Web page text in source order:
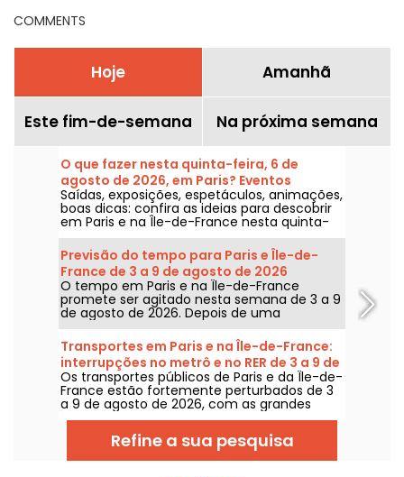
COMMENTS
Hoje Amanhã
Este fim-de-semana Na próxima semana
O que fazer nesta quinta-feira, 6 de
agosto de 2026, em Paris? Eventos
imperdíveis.
Saídas, exposições, espetáculos, animações,
boas dicas: confira as ideias para descobrir
em Paris e na Île-de-France nesta quinta-
feira, 6 de agosto de 2026.
Previsão do tempo para Paris e Île-de-
France de 3 a 9 de agosto de 2026
O tempo em Paris e na Île-de-France
promete ser agitado nesta semana de 3 a 9
de agosto de 2026. Depois de uma
segunda-feira de calor extremo, com risco
de tempestades, as temperaturas vão cair
gradualmente antes do retorno de tempo
mais quente e ensolarado para o fim de
semana.
Transportes em Paris e na Île-de-France:
interrupções no metrô e no RER de 3 a 9 de
agosto de 2026
Os transportes públicos de Paris e da Île-de-
France estão fortemente perturbados de 3
a 9 de agosto de 2026, com as grandes
obras de verão que afetam gravemente
algumas linhas, segundo a RATP e a SNCF.
Refine a sua pesquisa